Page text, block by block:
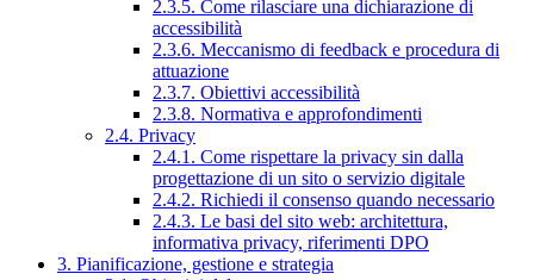
2.3.5. Come rilasciare una dichiarazione di
accessibilità
2.3.6. Meccanismo di feedback e procedura di
attuazione
2.3.7. Obiettivi accessibilità
2.3.8. Normativa e approfondimenti
2.4. Privacy
2.4.1. Come rispettare la privacy sin dalla
progettazione di un sito o servizio digitale
2.4.2. Richiedi il consenso quando necessario
2.4.3. Le basi del sito web: architettura,
informativa privacy, riferimenti DPO
3. Pianificazione, gestione e strategia